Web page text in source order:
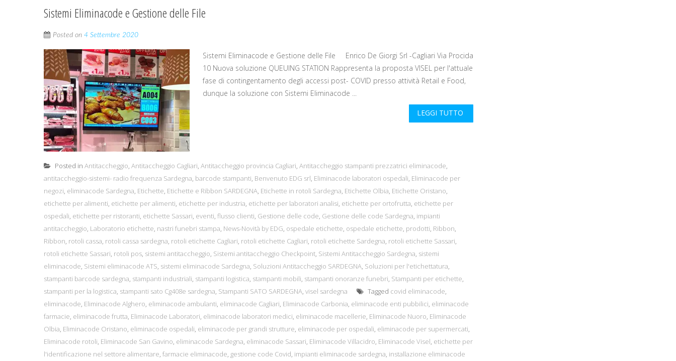
Sistemi Eliminacode e Gestione delle File
Posted on 4 Settembre 2020
Sistemi Eliminacode e Gestione delle File Enrico De Giorgi Srl -Cagliari Via Procida
10 Nuova soluzione QUEUING STATION Rappresenta la proposta VISEL per l'attuale
fase di contingentamento degli accessi post- COVID presso attività Retail e Food,
dunque la soluzione con Sistemi Eliminacode ...
LEGGI TUTTO
Posted in Antitaccheggio Antitaccheggio Cagliari Antitaccheggio provincia Cagliari Antitaccheggio stampanti prezzatrici eliminacode
antitaccheggio-sistemi- radio frequenza Sardegna barcode stampanti Benvenuto EDG srl Eliminacode laboratori ospedali Eliminacode per
negozi eliminacode Sardegna Etichette Etichette e Ribbon SARDEGNA Etichette in rotoli Sardegna Etichette Olbia Etichette Oristano
etichette per alimenti etichette per alimenti etichette per industria etichette per laboratori analisi etichette per ortofrutta etichette per
ospedali etichette per ristoranti etichette Sassari eventi flusso clienti Gestione delle code Gestione delle code Sardegna impianti
antitaccheggio Laboratorio etichette nastri funebri stampa News-Novità by EDG ospedale etichette ospedale etichette prodotti Ribbon
Ribbon rotoli cassa rotoli cassa sardegna rotoli etichette Cagliari rotoli etichette Cagliari rotoli etichette Sardegna rotoli etichette Sassari
rotoli etichette Sassari rotoli pos sistemi antitaccheggio Sistemi antitaccheggio Checkpoint Sistemi Antitaccheggio Sardegna sistemi
eliminacode Sistemi eliminacode ATS sistemi eliminacode Sardegna Soluzioni Antitaccheggio SARDEGNA Soluzioni per l'etichettatura
stampanti barcode sardegna stampanti industriali stampanti logistica stampanti mobili stampanti onoranze funebri Stampanti per etichette
stampanti per la logistica stampanti sato Cg408e sardegna Stampanti SATO SARDEGNA visel sardegna Tagged covid eliminacode
eliminacode Eliminacode Alghero eliminacode ambulanti eliminacode Cagliari Eliminacode Carbonia eliminacode enti pubbilici eliminacode
farmacie eliminacode frutta Eliminacode Laboratori eliminacode laboratori medici eliminacode macellerie Eliminacode Nuoro Eliminacode
Olbia Eliminacode Oristano eliminacode ospedali eliminacode per grandi strutture eliminacode per ospedali eliminacode per supermercati
Eliminacode rotoli Eliminacode San Gavino eliminacode Sardegna eliminacode Sassari Eliminacode Villacidro Eliminacode Visel etichette per
l'identificazione nel settore alimentare farmacie eliminacode gestione code Covid impianti eliminacode sardegna installazione eliminacode